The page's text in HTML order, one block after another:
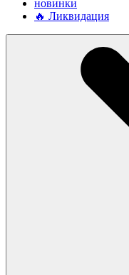
новинки
🔥 Ликвидация